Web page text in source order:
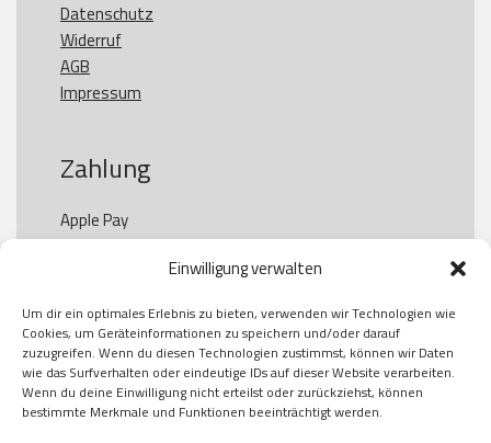
Einwilligung verwalten
Um dir ein optimales Erlebnis zu bieten, verwenden wir Technologien wie
Cookies, um Geräteinformationen zu speichern und/oder darauf
zuzugreifen. Wenn du diesen Technologien zustimmst, können wir Daten
wie das Surfverhalten oder eindeutige IDs auf dieser Website verarbeiten.
Wenn du deine Einwilligung nicht erteilst oder zurückziehst, können
bestimmte Merkmale und Funktionen beeinträchtigt werden.
Datenschutz
Widerruf
AGB
Impressum
Zahlung
Apple Pay
Paypal
Kauf auf Rechung
Klarna
American Express